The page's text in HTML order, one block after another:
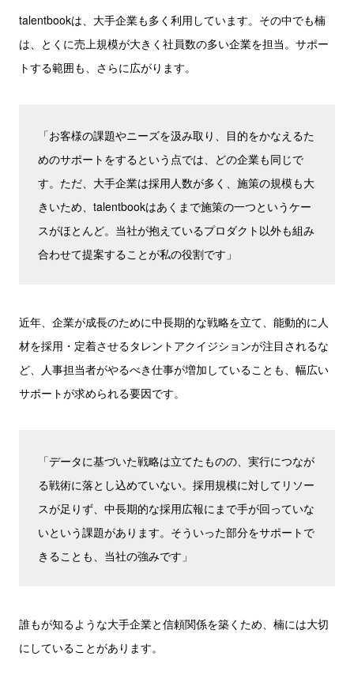
talentbookは、大手企業も多く利用しています。その中でも楠
は、とくに売上規模が大きく社員数の多い企業を担当。サポー
トする範囲も、さらに広がります。
「お客様の課題やニーズを汲み取り、目的をかなえるた
めのサポートをするという点では、どの企業も同じで
す。ただ、大手企業は採用人数が多く、施策の規模も大
きいため、talentbookはあくまで施策の一つというケー
スがほとんど。当社が抱えているプロダクト以外も組み
合わせて提案することが私の役割です」
近年、企業が成長のために中長期的な戦略を立て、能動的に人
材を採用・定着させるタレントアクイジションが注目されるな
ど、人事担当者がやるべき仕事が増加していることも、幅広い
サポートが求められる要因です。
「データに基づいた戦略は立てたものの、実行につなが
る戦術に落とし込めていない。採用規模に対してリソー
スが足りず、中長期的な採用広報にまで手が回っていな
いという課題があります。そういった部分をサポートで
きることも、当社の強みです」
誰もが知るような大手企業と信頼関係を築くため、楠には大切
にしていることがあります。